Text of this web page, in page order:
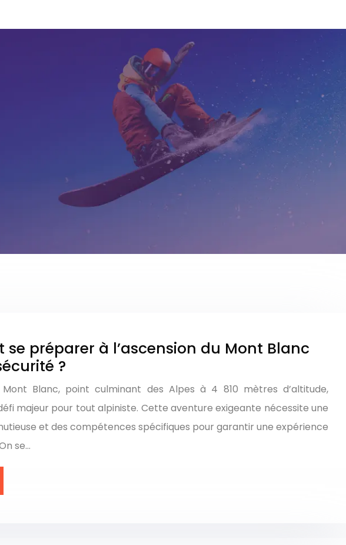
préparer à l’ascension du Mont Blanc
?
Mont Blanc, point culminant des Alpes à 4 810 mètres d’altitude,
majeur pour tout alpiniste. Cette aventure exigeante nécessite une
et des compétences spécifiques pour garantir une expérience
se…